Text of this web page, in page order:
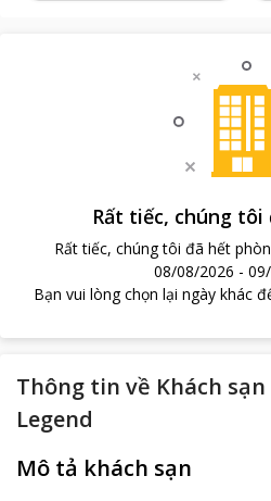
Rất tiếc, chúng
Rất tiếc, chúng tôi đã hết
08/08/2026 -
Bạn vui lòng chọn lại ngày khác
Thông tin về Khách
Legend
Mô tả khách sạn